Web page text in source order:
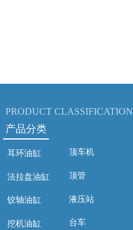
顶车机
顶管
液压站
台车
产品分类
PRODUCT CLASSIFICATION
耳环油缸
法拉盘油缸
铰轴油缸
挖机油缸